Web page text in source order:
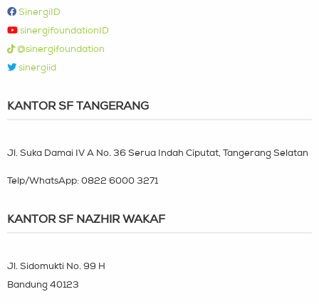
SinergiID
sinergifoundationID
@sinergifoundation
sinergiid
KANTOR SF TANGERANG
Jl. Suka Damai IV A No. 36 Serua Indah Ciputat, Tangerang Selatan
Telp/WhatsApp: 0822 6000 3271
KANTOR SF NAZHIR WAKAF
Jl. Sidomukti No. 99 H
Bandung 40123